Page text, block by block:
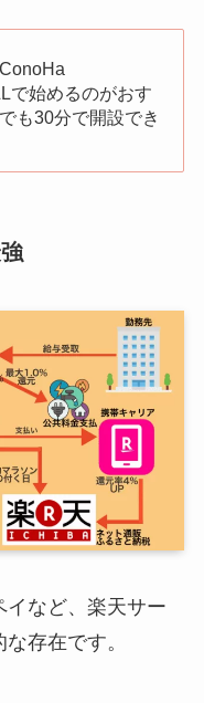
で始めるのがおす
も30分で開設でき
など、楽天サー
存在です。